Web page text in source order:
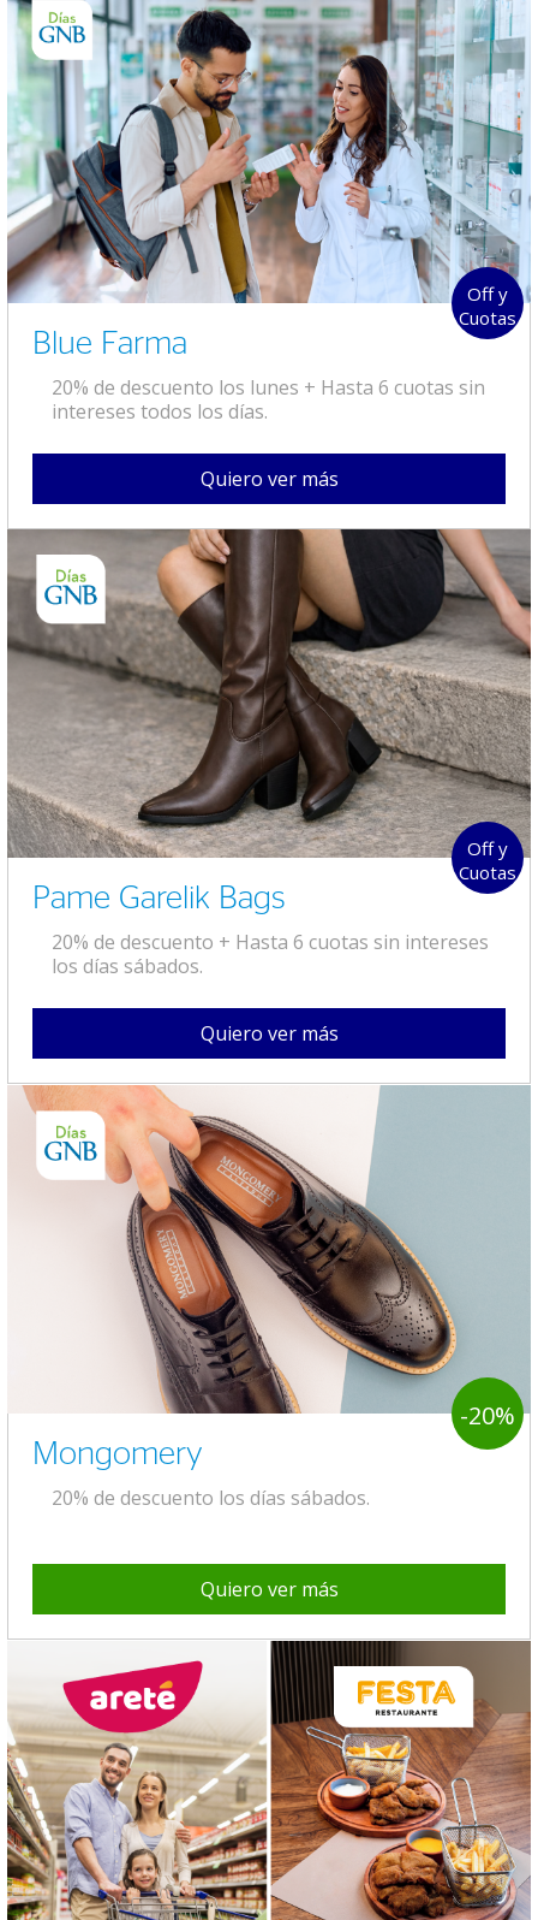
Off y
Cuotas
Blue Farma
20% de descuento los lunes + Hasta 6 cuotas sin
intereses todos los días.
Quiero ver más
Off y
Cuotas
Pame Garelik Bags
20% de descuento + Hasta 6 cuotas sin intereses
los días sábados.
Quiero ver más
-20%
Mongomery
20% de descuento los días sábados.
Quiero ver más